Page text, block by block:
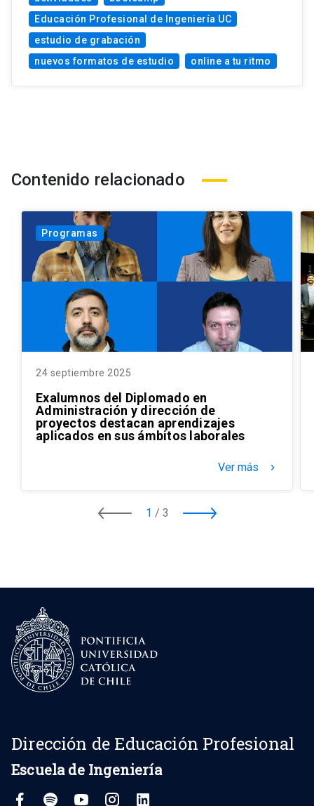
Educación Profesional de Ingeniería UC
estudio de grabación
nuevos formatos de estudio
online a tu ritmo
Contenido relacionado
Programas
24 septiembre 2025
Exalumnos del Diplomado en
Administración y dirección de
proyectos destacan aprendizajes
aplicados en sus ámbitos laborales
Ver más keyboard_arrow_right
1 / 3
Dirección de Educación Profesional
Escuela de Ingeniería